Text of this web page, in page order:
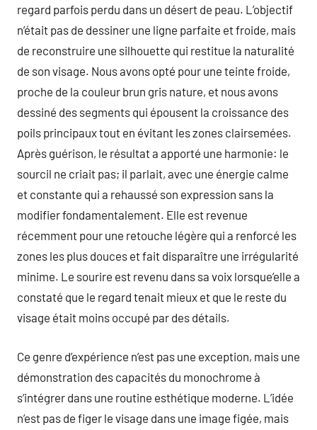
regard parfois perdu dans un désert de peau. L’objectif
n’était pas de dessiner une ligne parfaite et froide, mais
de reconstruire une silhouette qui restitue la naturalité
de son visage. Nous avons opté pour une teinte froide,
proche de la couleur brun gris nature, et nous avons
dessiné des segments qui épousent la croissance des
poils principaux tout en évitant les zones clairsemées.
Après guérison, le résultat a apporté une harmonie: le
sourcil ne criait pas; il parlait, avec une énergie calme
et constante qui a rehaussé son expression sans la
modifier fondamentalement. Elle est revenue
récemment pour une retouche légère qui a renforcé les
zones les plus douces et fait disparaître une irrégularité
minime. Le sourire est revenu dans sa voix lorsque’elle a
constaté que le regard tenait mieux et que le reste du
visage était moins occupé par des détails.
Ce genre d’expérience n’est pas une exception, mais une
démonstration des capacités du monochrome à
s’intégrer dans une routine esthétique moderne. L’idée
n’est pas de figer le visage dans une image figée, mais